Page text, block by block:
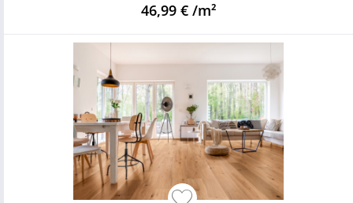
46,99 € /m²